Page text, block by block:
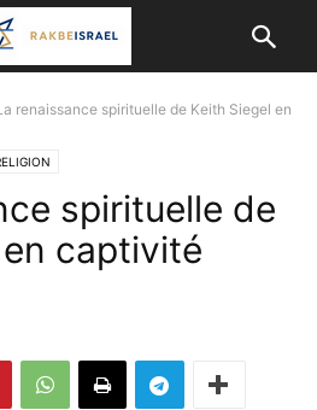
renaissance spirituelle de Keith Siegel en
spirituelle de
captivité